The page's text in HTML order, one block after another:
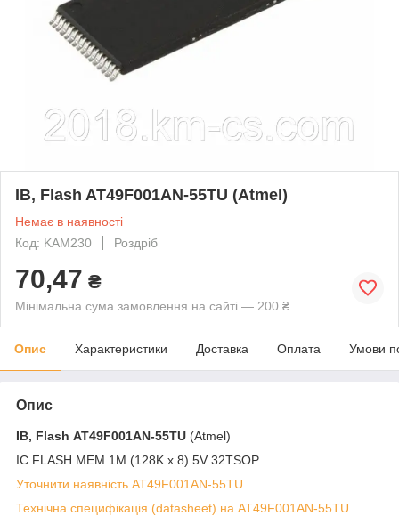
ІВ, Flash AT49F001AN-55TU (Atmel)
Немає в наявності
Код: KAM230
Роздріб
70,47 ₴
Мінімальна сума замовлення на сайті — 200 ₴
Опис Характеристики Доставка Оплата Умови
Опис
ІВ, Flash AT49F001AN-55TU (Atmel)
IC FLASH MEM 1M (128K x 8) 5V 32TSOP
Уточнити наявність AT49F001AN-55TU
Технічна специфікація (datasheet) на AT49F001AN-55TU